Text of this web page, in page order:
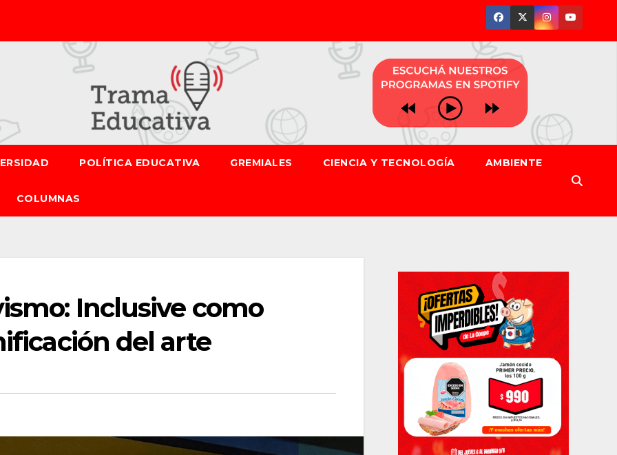
POLÍTICA EDUCATIVA GREMIALES CIENCIA Y TECNOLOGÍA AMBIENTE
COLUMNAS
Inclusive como
del arte